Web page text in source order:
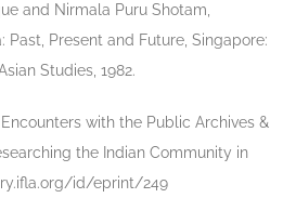
and Nirmala Puru Shotam,
Past, Present and Future, Singapore:
Studies, 1982.
with the Public Archives &
the Indian Community in
id/eprint/249